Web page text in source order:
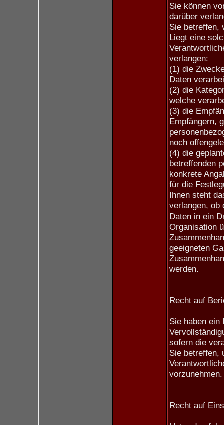
Sie können
darüber
Sie betreffen,
Liegt eine
verlangen:
(1) die
Daten
(2) die
welche
(3) die
Empfängern,
noch
(4) die
betreffenden
konkrete
für die
Ihnen steht
verlangen, ob
Daten in ein
Organisation
geeigneten
werden.
Recht auf
Sie haben ein
sofern die
Sie betreffen,
vorzunehmen.
Recht auf